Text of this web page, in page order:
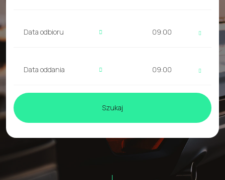
09:00
09:00
Szukaj